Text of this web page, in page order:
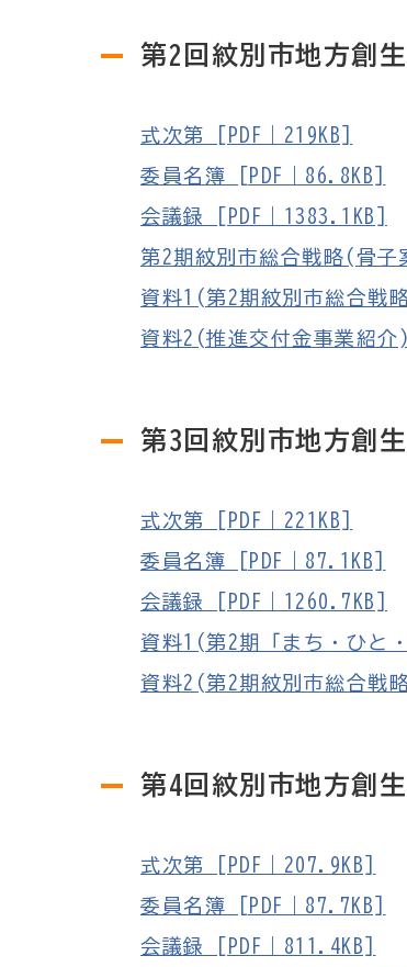
第2回紋別市地方創
式次第 [PDF｜219KB]
委員名簿 [PDF｜86.8KB]
会議録 [PDF｜1383.1KB]
第2期紋別市総合戦略(骨子
資料1(第2期紋別市総合戦
資料2(推進交付金事業紹介
第3回紋別市地方創
式次第 [PDF｜221KB]
委員名簿 [PDF｜87.1KB]
会議録 [PDF｜1260.7KB]
資料1(第2期「まち・ひと
資料2(第2期紋別市総合戦
第4回紋別市地方創
式次第 [PDF｜207.9KB]
委員名簿 [PDF｜87.7KB]
会議録 [PDF｜811.4KB]